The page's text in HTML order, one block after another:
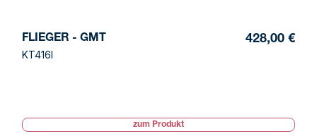
FLIEGER - GMT
KT416I
428,00 €
zum Produkt